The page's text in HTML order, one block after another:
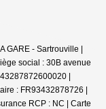
GARE - Sartrouville |
social : 30B avenue
|
: FR93432878726 |
RCP : NC | Carte